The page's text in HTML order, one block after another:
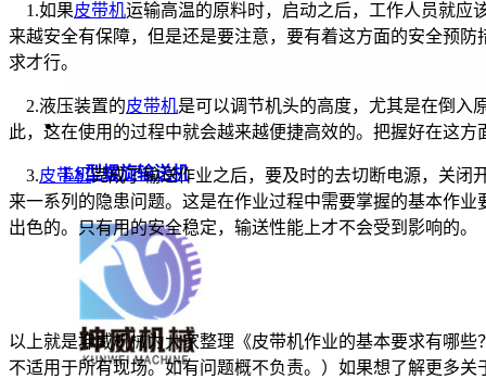
LS型螺旋输送机
1.如果皮带机运输高温的原料时，启动之后，工作人员就应
来越安全有保障，但是还是要注意，要有着这方面的安全预
求才行。
2.液压装置的皮带机是可以调节机头的高度，尤其是在倒入
此，这在使用的过程中就会越来越便捷高效的。把握好在这
3.皮带机完成了输送作业之后，要及时的去切断电源，关闭
来一系列的隐患问题。这是在作业过程中需要掌握的基本作
出色的。只有用的安全稳定，输送性能上才不会受到影响的。
以上就是坤威机械为大家整理《皮带机作业的基本要求有哪
不适用于所有现场。如有问题概不负责。）如果想了解更多